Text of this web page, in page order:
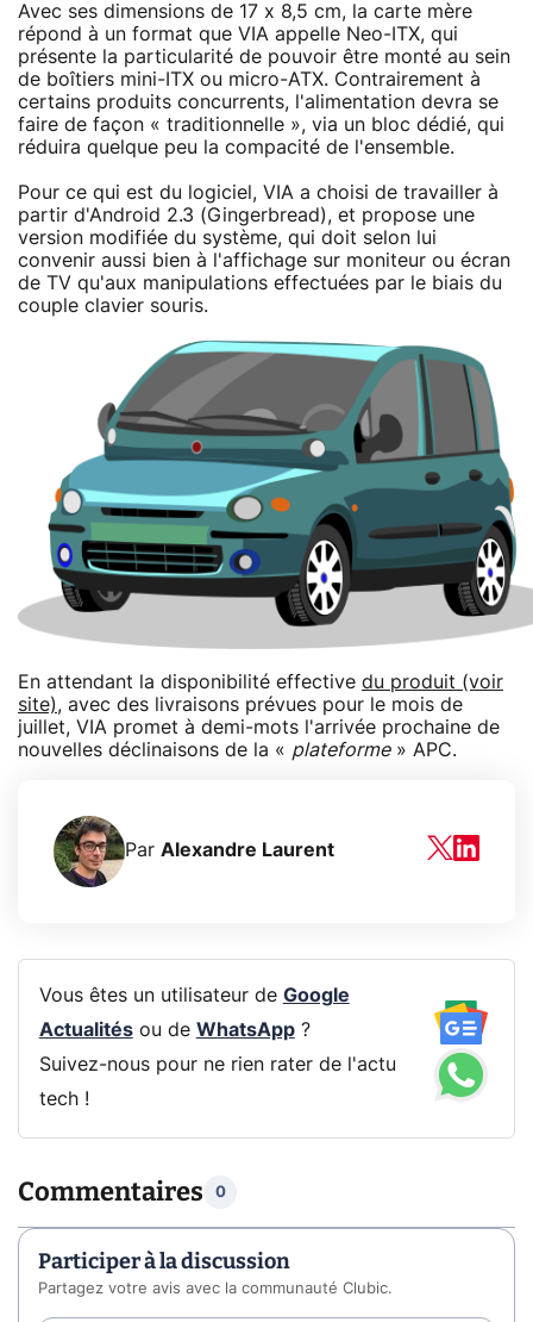
Avec ses dimensions de 17 x 8,5 cm, la carte mère
répond à un format que VIA appelle Neo-ITX, qui
présente la particularité de pouvoir être monté au sein
de boîtiers mini-ITX ou micro-ATX. Contrairement à
certains produits concurrents, l'alimentation devra se
faire de façon « traditionnelle », via un bloc dédié, qui
réduira quelque peu la compacité de l'ensemble.
Pour ce qui est du logiciel, VIA a choisi de travailler à
partir d'Android 2.3 (Gingerbread), et propose une
version modifiée du système, qui doit selon lui
convenir aussi bien à l'affichage sur moniteur ou écran
de TV qu'aux manipulations effectuées par le biais du
couple clavier souris.
En attendant la disponibilité effective du produit (voir
site), avec des livraisons prévues pour le mois de
juillet, VIA promet à demi-mots l'arrivée prochaine de
nouvelles déclinaisons de la « plateforme» APC.
Par Alexandre Laurent
Vous êtes un utilisateur de Google
Actualitésou de WhatsApp?
Suivez-nous pour ne rien rater de l'actu
tech !
Commentaires 0
Participer à la discussion
Partagez votre avis avec la communauté Clubic.